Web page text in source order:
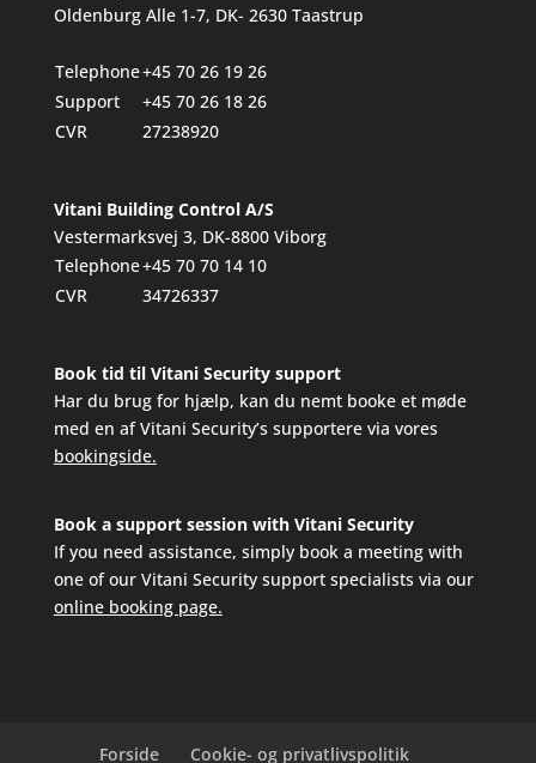
Oldenburg Alle 1-7, DK- 2630 Taastrup
Telephone+45 70 26 19 26
Support
+45 70 26 18 26
CVR
27238920
Vitani Building Control A/S
Vestermarksvej 3, DK-8800 Viborg
Telephone+45 70 70 14 10
CVR
34726337
Book tid til Vitani Security support
Har du brug for hjælp, kan du nemt booke et møde
med en af Vitani Security’s supportere via vores
bookingside.
Book a support session with Vitani Security
If you need assistance, simply book a meeting with
one of our Vitani Security support specialists via our
online booking page.
Forside Cookie- og privatlivspolitik